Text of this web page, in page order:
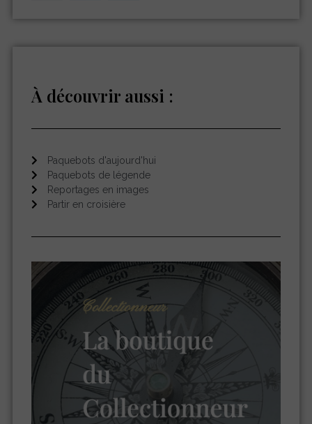
À découvrir aussi :
Paquebots d'aujourd'hui
Paquebots de légende
Reportages en images
Partir en croisière